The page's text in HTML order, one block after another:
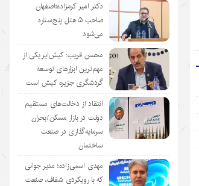
دکتر امیر کرمزاده؛اصفهان
صاحب ۵ هتل پنج‌ستاره
می‌شود
محسن قریب: کیش‌ایر یکی از
مهم‌ترین ابزارهای توسعه
گردشگری جزیره کیش است
انتقاد از دخالت‌های مستقیم
دولت در بازار مسکن/بحران
سرمایه‌گذاری در صنعت
ساختمان
مهدی اسمی‌زاده؛ مدیر جوانی
که با رویکردی شفاف، صنعت